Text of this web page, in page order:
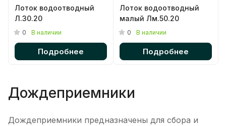
Лоток водоотводный
Л.30.20
0 В наличии
Подробнее
Лоток водоотводный
малый Лм.50.20
0 В наличии
Подробнее
Дождеприемники
Дождеприемники предназначены для сбора и